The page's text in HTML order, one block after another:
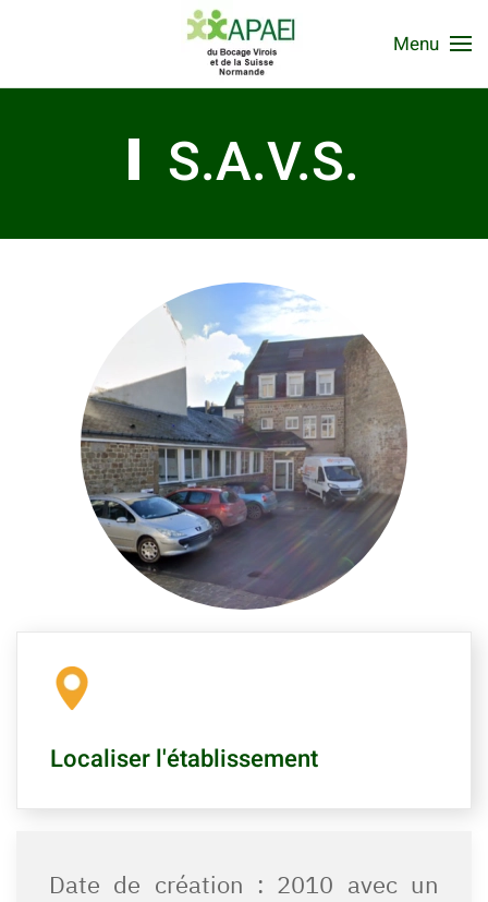
Menu
S.A.V.S.
Localiser l'établissement
Date de création : 2010 avec un